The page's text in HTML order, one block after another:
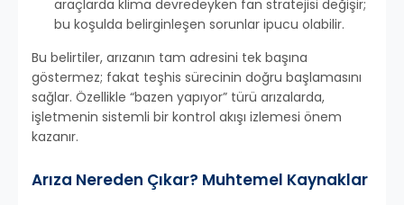
araçlarda klima devredeyken fan stratejisi değişir;
bu koşulda belirginleşen sorunlar ipucu olabilir.
Bu belirtiler, arızanın tam adresini tek başına
göstermez; fakat teşhis sürecinin doğru başlamasını
sağlar. Özellikle “bazen yapıyor” türü arızalarda,
işletmenin sistemli bir kontrol akışı izlemesi önem
kazanır.
Arıza Nereden Çıkar? Muhtemel Kaynaklar